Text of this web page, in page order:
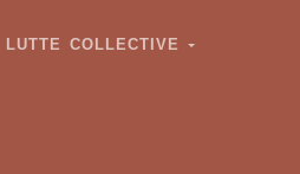
LUTTE COLLECTIVE